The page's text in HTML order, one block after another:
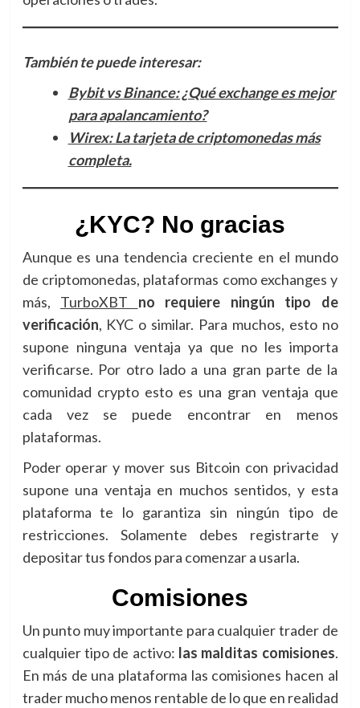
También te puede interesar:
Bybit vs Binance: ¿Qué exchange es mejor
para apalancamiento?
Wirex: La tarjeta de criptomonedas más
completa.
¿KYC? No gracias
Aunque es una tendencia creciente en el mundo
de criptomonedas, plataformas como exchanges y
más, TurboXBT no requiere ningún tipo de
verificación, KYC o similar. Para muchos, esto no
supone ninguna ventaja ya que no les importa
verificarse. Por otro lado a una gran parte de la
comunidad crypto esto es una gran ventaja que
cada vez se puede encontrar en menos
plataformas.
Poder operar y mover sus Bitcoin con privacidad
supone una ventaja en muchos sentidos, y esta
plataforma te lo garantiza sin ningún tipo de
restricciones. Solamente debes registrarte y
depositar tus fondos para comenzar a usarla.
Comisiones
Un punto muy importante para cualquier trader de
cualquier tipo de activo: las malditas comisiones.
En más de una plataforma las comisiones hacen al
trader mucho menos rentable de lo que en realidad